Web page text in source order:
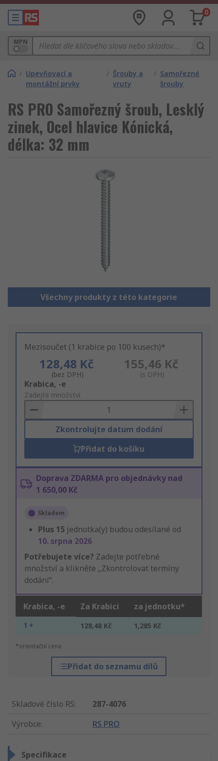
0
MPN
/ Upevňovací a
montážní prvky
/ Šrouby a
vruty
/ Samořezné
šrouby
RS PRO Samořezný šroub, Lesklý
zinek, Ocel hlavice Kónická,
délka: 32 mm
Všechny produkty z této kategorie
Mezisoučet (1 krabice po 100 kusech)*
128,48 Kč
(bez DPH)
155,46 Kč
(s DPH)
Add
to
Basket
Krabica, -e
Zadejte množství
Zkontrolujte datum dodání
Přidat do košíku
Doprava ZDARMA pro objednávky nad
1 650,00 Kč
Skladem
Plus 15 jednotka(y) budou odesílané od
10. srpna 2026
Potřebujete více? Zadejte potřebné
množství a klikněte „Zkontrolovat termíny
dodání“.
Krabica, -e Za Krabici za jednotku*
1 + 128,48 Kč 1,285 Kč
*orientační cena
Přidat do seznamu dílů
Skladové číslo RS:
287-4076
Výrobce: RS PRO
Specifikace